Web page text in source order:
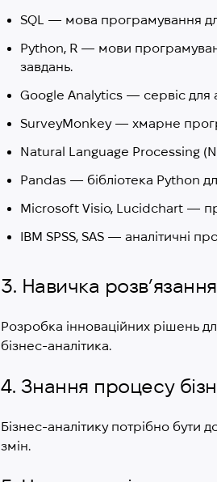
SQL — мова програмування
Python, R — мови
завдань.
Google Analytics — сервіс для
SurveyMonkey — хмарне
Natural Language Processing
Pandas — бібліотека Python
Microsoft Visio, Lucidchart —
IBM SPSS, SAS — аналітичні
3. Навичка
Розробка інноваційних рішень
бізнес-аналітика.
4. Знання процесу
Бізнес-аналітику потрібно бути
змін.